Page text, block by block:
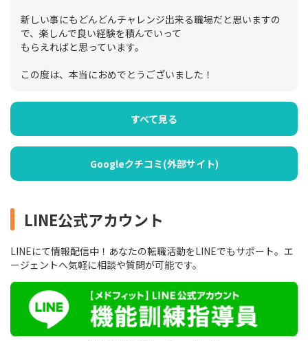
新しい事にもどんどんチャレンジ出来る職場だと思いますの
で、楽しんで良い経験を積んでいって
もらえればと思っています。
この度は、本当におめでとうございました！
すべて見る
Googleクチコミ(外部サイト)
LINE公式アカウント
LINEにて情報配信中！あなたの転職活動をLINEでもサポート。エ
ージェントへ気軽に相談や質問が可能です。